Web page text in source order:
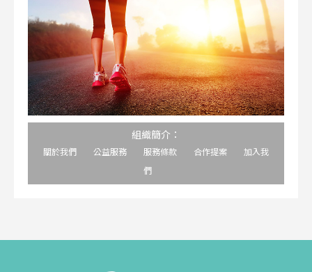
組織簡介：
關於我們 公益服務 服務條款 合作提案
加入我
們